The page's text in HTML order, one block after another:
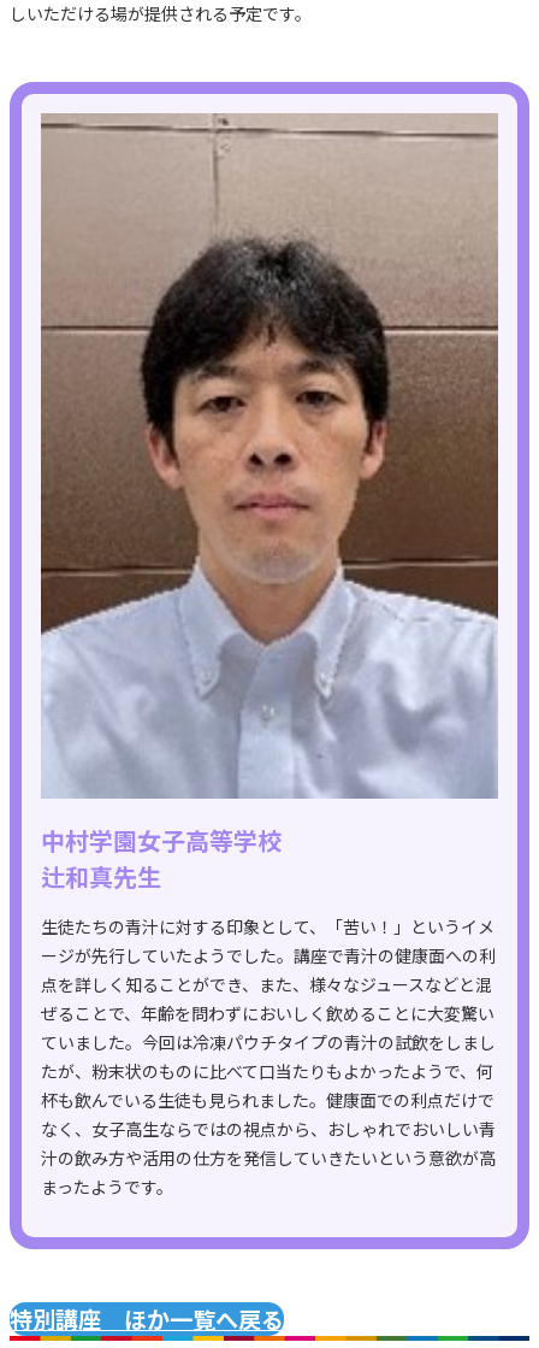
しいただける場が提供される予定です。
中村学園女子高等学校
辻和真先生
生徒たちの青汁に対する印象として、「苦い！」というイメ
ージが先行していたようでした。講座で青汁の健康面への利
点を詳しく知ることができ、また、様々なジュースなどと混
ぜることで、年齢を問わずにおいしく飲めることに大変驚い
ていました。今回は冷凍パウチタイプの青汁の試飲をしまし
たが、粉末状のものに比べて口当たりもよかったようで、何
杯も飲んでいる生徒も見られました。健康面での利点だけで
なく、女子高生ならではの視点から、おしゃれでおいしい青
汁の飲み方や活用の仕方を発信していきたいという意欲が高
まったようです。
特別講座 ほか一覧へ戻る